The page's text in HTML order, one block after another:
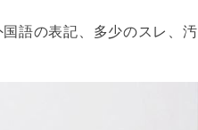
語の表記、多少のスレ、汚